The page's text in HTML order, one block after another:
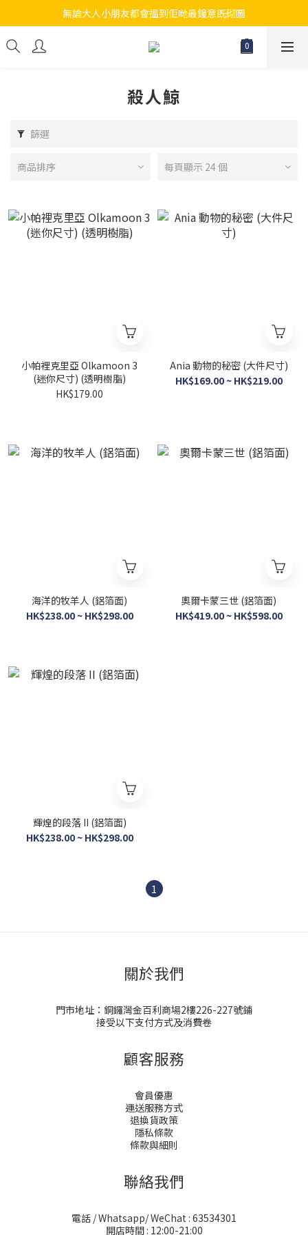
江帆天楊砌圖
無論大人小朋友都會搵到佢哋最鐘意既砌圖
江帆天楊砌圖
殺人鯨
篩選
商品排序 每頁顯示 24 個
小帕裡克里亞 Olkamoon 3
(迷你尺寸) (透明樹脂)
HK$179.00
Ania 動物的秘密 (大件尺寸)
HK$169.00 ~ HK$219.00
海洋的牧羊人 (鋁箔面)
HK$238.00 ~ HK$298.00
奧爾卡蒙三世 (鋁箔面)
HK$419.00 ~ HK$598.00
輝煌的段落 II (鋁箔面)
HK$238.00 ~ HK$298.00
1
關於我們
門市地址：銅鑼灣金百利商場2樓226-227號鋪
接受以下支付方式及消費卷
顧客服務
會員優惠
運送服務方式
退換貨政策
隱私條款
條款與細則
聯絡我們
電話 / Whatsapp/ WeChat : 63534301
開店時間 : 12:00-21:00